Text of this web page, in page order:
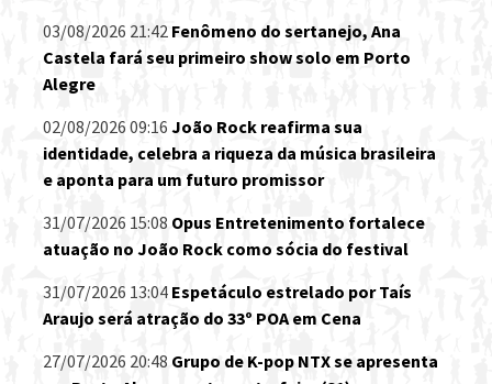
03/08/2026 21:42 Fenômeno do sertanejo, Ana
Castela fará seu primeiro show solo em Porto
Alegre
02/08/2026 09:16 João Rock reafirma sua
identidade, celebra a riqueza da música brasileira
e aponta para um futuro promissor
31/07/2026 15:08 Opus Entretenimento fortalece
atuação no João Rock como sócia do festival
31/07/2026 13:04 Espetáculo estrelado por Taís
Araujo será atração do 33º POA em Cena
27/07/2026 20:48 Grupo de K-pop NTX se apresenta